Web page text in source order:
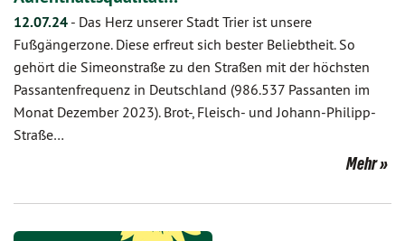
12.07.24 - Das Herz unserer Stadt Trier ist unsere
Fußgängerzone. Diese erfreut sich bester Beliebtheit. So
gehört die Simeonstraße zu den Straßen mit der höchsten
Passantenfrequenz in Deutschland (986.537 Passanten im
Monat Dezember 2023). Brot-, Fleisch- und Johann-Philipp-
Straße…
Mehr